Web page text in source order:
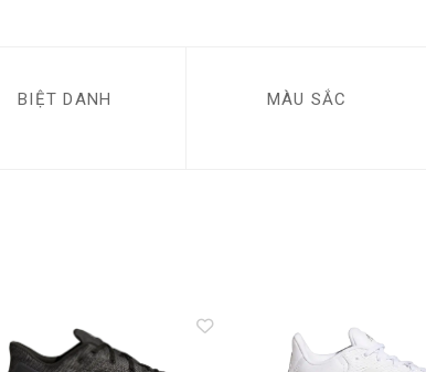
BIỆT DANH MÀU SẮC